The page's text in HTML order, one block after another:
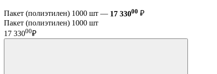
Пакет (полиэтилен) 1000 шт — 17 33000 ₽
Пакет (полиэтилен) 1000 шт
17 33000₽